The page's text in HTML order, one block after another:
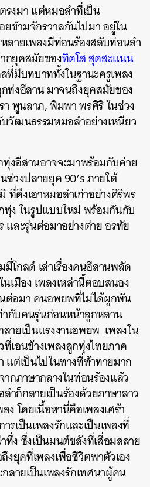
รงมา แต่หมอลำที่เป็น
ข้ามจักรวาลกันไปมา อยู่ใน
ลายเพลงมีท่อนร้องสลับท่อนลำ
กยุคสมัยของทิดโส สุดสะแนน
มีบทบาททั้งในฐานะครูเพลง
ท่งอีสาน มาจนถึงยุคสมัยของ
พูนลาภ, พิมพา พรศิริ ในช่วง
วัฒนธรรมหมอลำอย่างเหนียว
งอีสานอาจจะมาพร้อมกับค่าย
ช่วงปลายยุค 90’s ภายใต้
ดึงเอาหมอลำเก่าอย่างศิริพร
ทุ่ง ในรูปแบบใหม่ พร้อมกันกับ
ละรุ่นต่อมาอย่างต่าย อรทัย
โกลด์ เล่าเรื่องคนอีสานพลัด
เมือง เพลงเหล่านี้ตอบสนอง
ต่อมา คนอพยพที่ไม่ได้ผูกพัน
ากับคนรุ่นก่อนหน้าลูกหลาน
ายเป็นแรงงานอพยพ เพลงใน
เอนข้างเพลงลูกทุ่งไทยภาค
แต่เป็นไปในทางที่ท้าทายมาก
กภาษากลางในท่อนร้องแล้ว
ำก็กลายเป็นร้องด้วยภาษาลาว
โดยเนื้อหานี่คือเพลงเศร้า
เป็นเพลงรักและเป็นเพลงที่
ง ซึ่งเป็นมนต์ขลังที่เสื่อมสลาย
งยุคที่เพลงเพื่อชีวิตพาตัวเอง
ลายเป็นเพลงรักเทศนาผู้คน
LINE EMAIL